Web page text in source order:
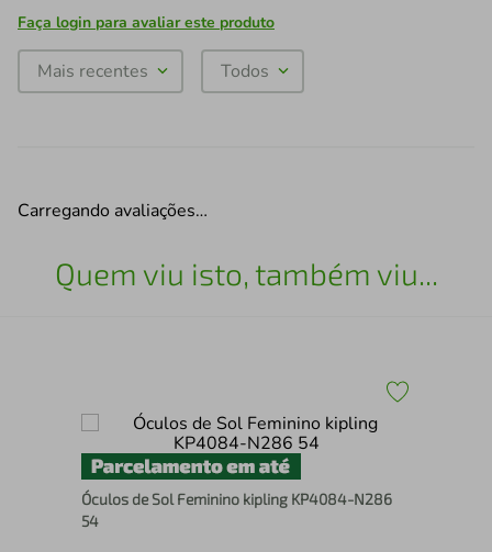
Faça login para avaliar este produto
Mais recentes Todos
Carregando avaliações…
Quem viu isto, também viu...
Óculos de Sol Feminino kipling KP4084-N286
54